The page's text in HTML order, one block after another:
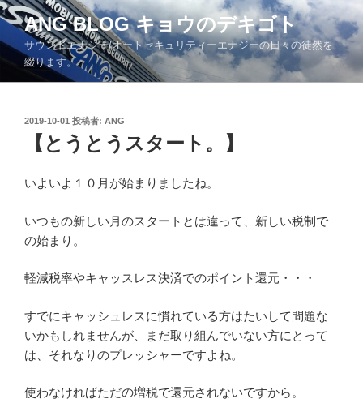
コ
ン
テ
ツ
ANG BLOG キョウのデキゴト
サウンドエナジー/オートセキュリティーエナジーの日々の徒然を
綴ります。
投
2019-10-01 投稿者: ANG
【とうとうスタート。】
いよいよ１０月が始まりましたね。
いつもの新しい月のスタートとは違って、新しい税制で
の始まり。
軽減税率やキャッスレス決済でのポイント還元・・・
すでにキャッシュレスに慣れている方はたいして問題な
いかもしれませんが、まだ取り組んでいない方にとって
は、それなりのプレッシャーですよね。
使わなければただの増税で還元されないですから。